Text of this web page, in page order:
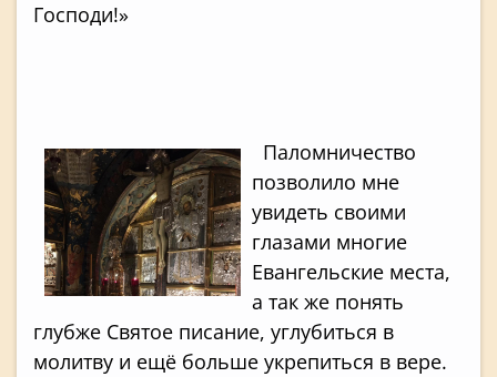
Господи!»
Паломничeство
позволило мне
увидеть своими
глазами многие
Евангельские места,
а так же понять
глубже Святое писание, углубиться в
молитву и ещё больше укрепиться в вере.